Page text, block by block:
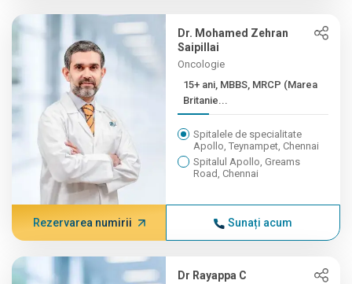
Dr. Mohamed Zehran
Saipillai
Oncologie
15+ ani, MBBS, MRCP (Marea
Britanie...
Spitalele de specialitate
Apollo, Teynampet, Chennai
Spitalul Apollo, Greams
Road, Chennai
Rezervarea numirii Sunați acum
Dr Rayappa C